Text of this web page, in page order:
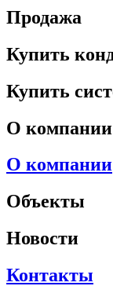
Продажа
Купить
Купить
О компании
О компании
Объекты
Новости
Контакты